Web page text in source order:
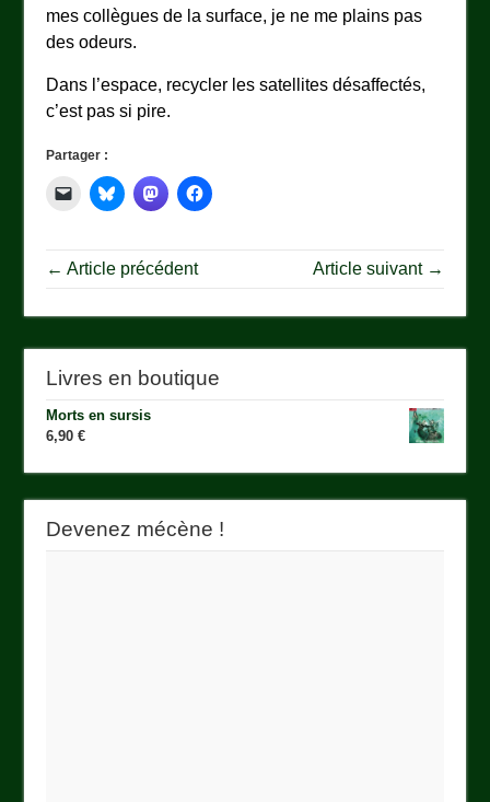
mes collègues de la surface, je ne me plains pas
des odeurs.
Dans l’espace, recycler les satellites désaffectés,
c’est pas si pire.
Partager :
← Article précédent Article suivant →
Livres en boutique
Morts en sursis
6,90€
Devenez mécène !